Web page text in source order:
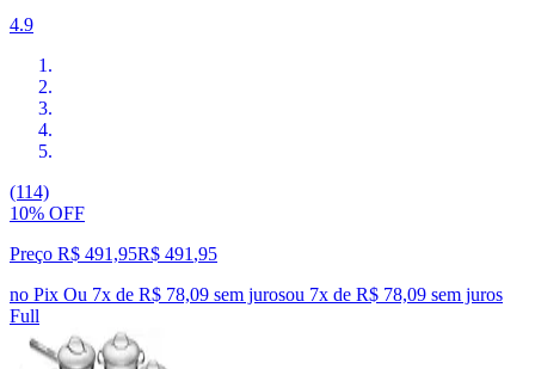
4.9
(114)
10% OFF
Preço R$ 491,95R$ 491 ,95
no Pix Ou 7x de R$ 78,09 sem jurosou 7x de R$ 78,09 sem juros
Full